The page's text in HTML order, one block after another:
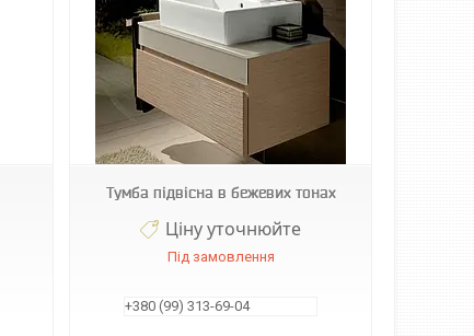
Тумба підвісна в бежевих тонах
Ціну уточнюйте
Під замовлення
+380 (99) 313-69-04